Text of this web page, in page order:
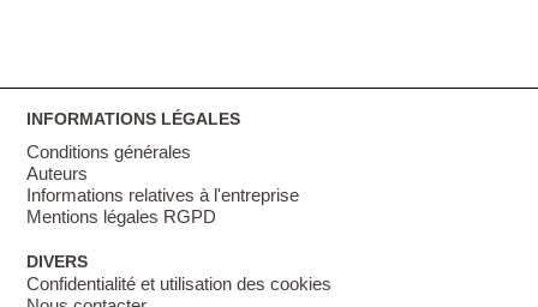
INFORMATIONS LÉGALES
Conditions générales
Auteurs
Informations relatives à l'entreprise
Mentions légales RGPD
DIVERS
Confidentialité et utilisation des cookies